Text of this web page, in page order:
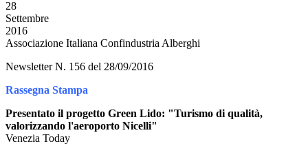
28
Settembre
2016
Associazione Italiana Confindustria Alberghi
Newsletter N. 156 del 28/09/2016
Rassegna Stampa
Presentato il progetto Green Lido: "Turismo di qualità,
valorizzando l'aeroporto Nicelli"
Venezia Today